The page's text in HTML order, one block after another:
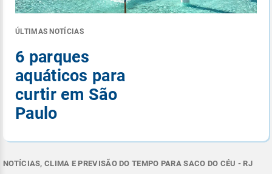
ÚLTIMAS NOTÍCIAS
6 parques
aquáticos para
curtir em São
Paulo
NOTÍCIAS, CLIMA E PREVISÃO DO TEMPO PARA SACO DO CÉU - RJ